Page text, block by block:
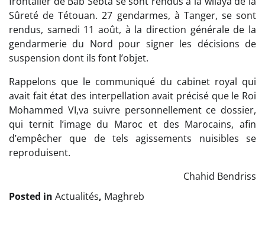
Sûreté de Tétouan. 27 gendarmes, à Tanger, se sont
rendus, samedi 11 août, à la direction générale de la
gendarmerie du Nord pour signer les décisions de
suspension dont ils font l’objet.
Rappelons que le communiqué du cabinet royal qui
avait fait état des interpellation avait précisé que le Roi
Mohammed VI,va suivre personnellement ce dossier,
qui ternit l’image du Maroc et des Marocains, afin
d’empêcher que de tels agissements nuisibles se
reproduisent.
Chahid Bendriss
Posted in Actualités, Maghreb